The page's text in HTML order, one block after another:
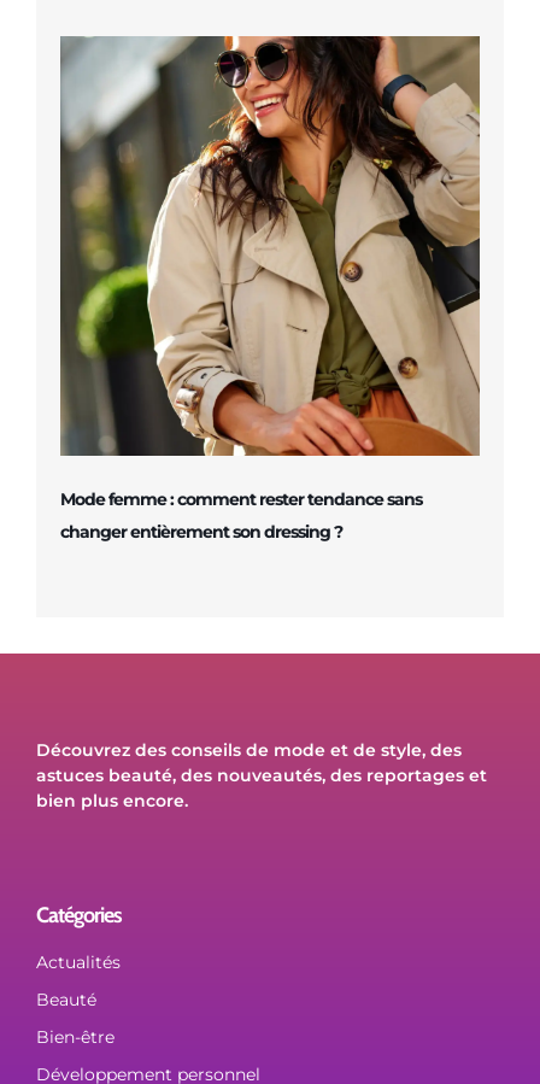
Mode femme : comment rester tendance sans
changer entièrement son dressing ?
Découvrez des conseils de mode et de style, des
astuces beauté, des nouveautés, des reportages et
bien plus encore.
Catégories
Actualités
Beauté
Bien-être
Développement personnel